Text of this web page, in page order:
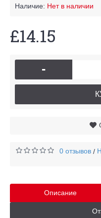
Наличие: Нет в наличии
£14.15
-
0 отзывов /
Описание